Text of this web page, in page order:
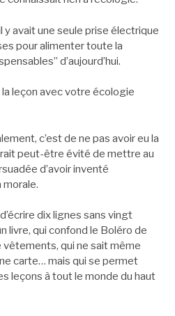
y avait une seule prise électrique
pour alimenter toute la
d’aujourd’hui.
leçon avec votre écologie
c’est de ne pas avoir eu la
peut-être évité de mettre au
d’avoir inventé
morale.
dix lignes sans vingt
livre, qui confond le Boléro de
vêtements, qui ne sait même
carte… mais qui se permet
leçons à tout le monde du haut